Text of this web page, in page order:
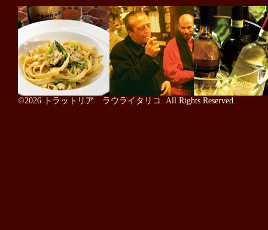
©2026 トラットリア ラウライタリコ . All Rights Reserved.